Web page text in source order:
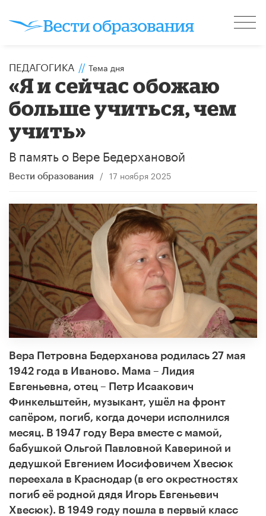
ПЕДАГОГИКА // Тема дня
«Я и сейчас обожаю
больше учиться, чем
учить»
В память о Вере Бедерхановой
Вести образования / 17 ноября 2025
Вера Петровна Бедерханова родилась 27 мая
1942 года в Иваново. Мама – Лидия
Евгеньевна, отец – Петр Исаакович
Финкельштейн, музыкант, ушёл на фронт
сапёром, погиб, когда дочери исполнился
месяц. В 1947 году Вера вместе с мамой,
бабушкой Ольгой Павловной Кавериной и
дедушкой Евгением Иосифовичем Хвесюк
переехала в Краснодар (в его окрестностях
погиб её родной дядя Игорь Евгеньевич
Хвесюк). В 1949 году пошла в первый класс